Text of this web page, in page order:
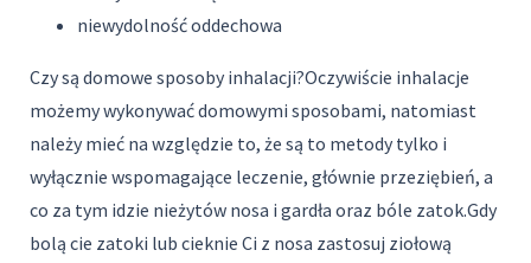
niewydolność oddechowa
Czy są domowe sposoby inhalacji?Oczywiście inhalacje
możemy wykonywać domowymi sposobami, natomiast
należy mieć na względzie to, że są to metody tylko i
wyłącznie wspomagające leczenie, głównie przeziębień, a
co za tym idzie nieżytów nosa i gardła oraz bóle zatok.Gdy
bolą cie zatoki lub cieknie Ci z nosa zastosuj ziołową